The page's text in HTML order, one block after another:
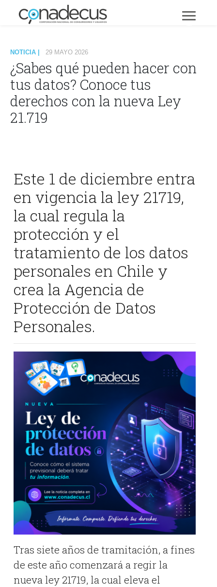
NOTICIA | 29 MAYO 2026
¿Sabes qué pueden hacer con
tus datos? Conoce tus
derechos con la nueva Ley
21.719
Este 1 de diciembre entra
en vigencia la ley 21719,
la cual regula la
protección y el
tratamiento de los datos
personales en Chile y
crea la Agencia de
Protección de Datos
Personales.
Tras siete años de tramitación, a fines
de este año comenzará a regir la
nueva ley 21719, la cual eleva el